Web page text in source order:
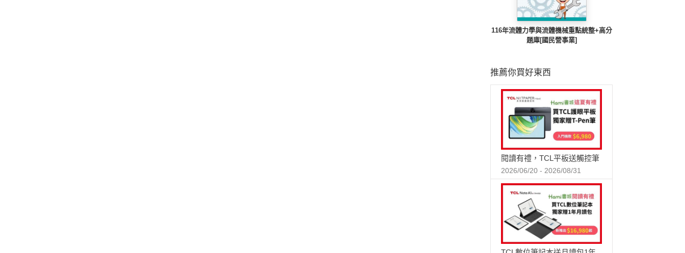
116年流體力學與流體機械重點統整+高分
題庫[國民營事業]
推薦你買好東西
閱讀有禮，TCL平板送觸控筆
2026/06/20 - 2026/08/31